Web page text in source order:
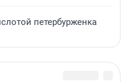
петербурженка